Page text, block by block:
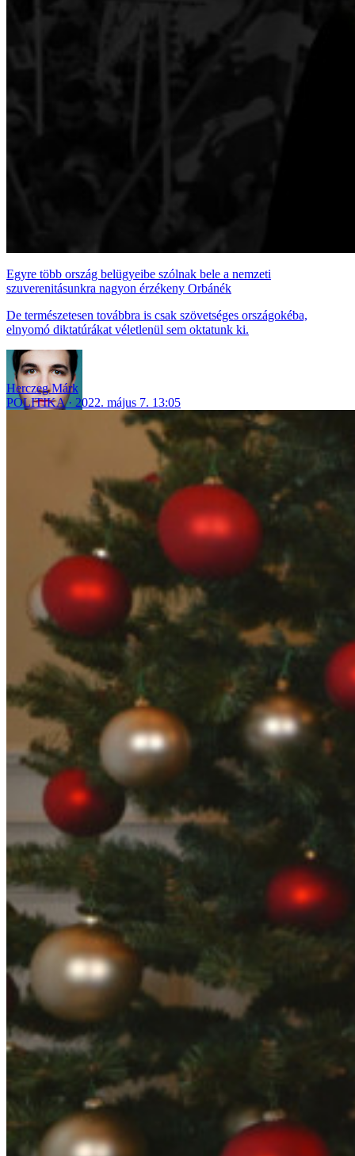
Egyre több ország belügyeibe szólnak bele a nemzeti
szuverenitásunkra nagyon érzékeny Orbánék
De természetesen továbbra is csak szövetséges országokéba,
elnyomó diktatúrákat véletlenül sem oktatunk ki.
Herczeg Márk
POLITIKA
2022. május 7. 13:05